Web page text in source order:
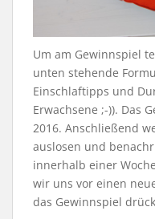
Um am Gewinnspiel
unten stehende
Einschlaftipps und
Erwachsene ;-)). Das
2016. Anschließend
auslosen und
innerhalb einer
wir uns vor einen
das Gewinnspiel